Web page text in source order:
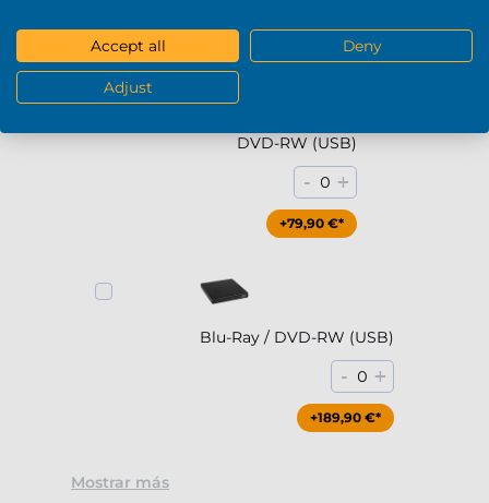
DVD / Blu-Ray
DVD-RW (USB)
- 0 +
+79,90 €*
Blu-Ray / DVD-RW (USB)
- 0 +
+189,90 €*
Mostrar más
Accept all Deny
Adjust